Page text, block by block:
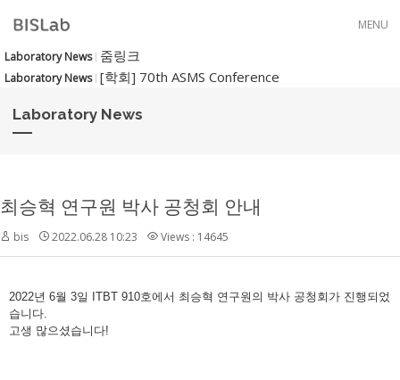
MENU
Laboratory News 줌링크
Laboratory News [학회] 70th ASMS Conference
Laboratory News
최승혁 연구원 박사 공청회 안내
bis 2022.06.28 10:23 Views : 14645
2022년 6월 3일 ITBT 910호에서 최승혁 연구원의 박사 공청회가 진행되었
습니다.
고생 많으셨습니다!